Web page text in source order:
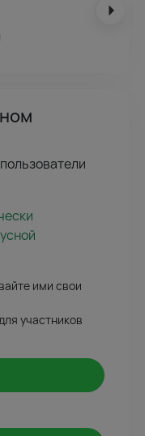
ими свои
участников